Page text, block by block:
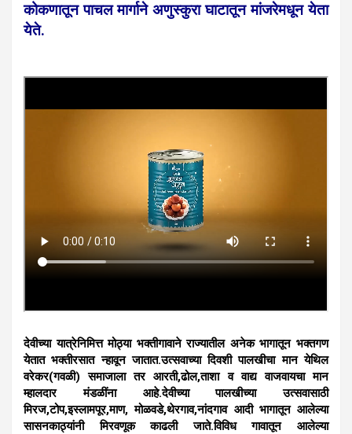
कोकणातून पाचल मार्गाने अणुस्कुरा घाटातून मांजरेमधून येता
येते.
देवीच्या यात्रेनिमित्त मोठ्या भक्तीगावाने राज्यातील अनेक भागातून भक्तगण
येतात भक्तीरसात न्हावून जातात.उत्सवाच्या दिवशी पालखीचा मान येथिल
वरेकर(गवळी) समाजाला तर आरती,ढोल,ताशा व वाद्य वाजवायचा मान
म्हालदार मंडळींना आहे.देवीच्या पालखीच्या उत्सवासाठी
मिरज,टोप,इस्लामपूर,माण, मोळवडे,थेरगाव,नांदगाव आदी भागातून आलेल्या
सासनकाठ्यांनी मिरवणूक काढली जाते.विविध गावातून आलेल्या